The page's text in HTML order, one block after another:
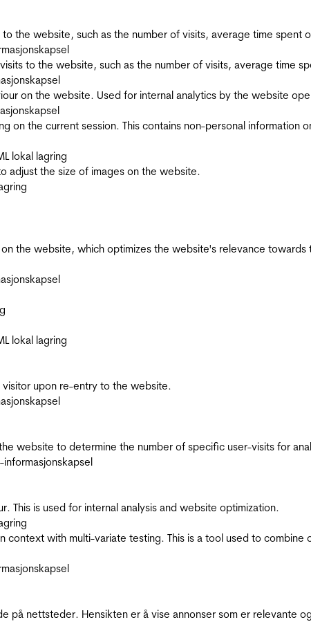
the website, such as the number of visits, average time spent
to the website, such as the number of visits, average time
on the website. Used for internal analytics by the website
on the current session. This contains non-personal
lokal lagring
adjust the size of images on the website.
the website, which optimizes the website's relevance
lokal lagring
visitor upon re-entry to the website.
website to determine the number of specific user-visits for
informasjonskapsel
This is used for internal analysis and website optimization.
context with multi-variate testing. This is a tool used to
på nettsteder. Hensikten er å vise annonser som er relevante